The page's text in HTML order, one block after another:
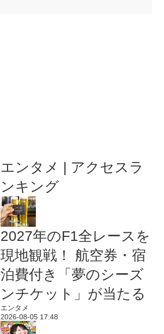
エンタメ | アクセスラ
ンキング
2027年のF1全レースを
現地観戦！ 航空券・宿
泊費付き「夢のシーズ
ンチケット」が当たる
エンタメ
2026-08-05 17:48